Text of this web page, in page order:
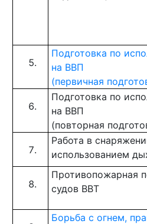
Подготовка по
на ВВП
(первичная
Подготовка по
на ВВП
(повторная
Работа в
использованием
Противопожарная
судов ВВТ
Борьба с огнем,